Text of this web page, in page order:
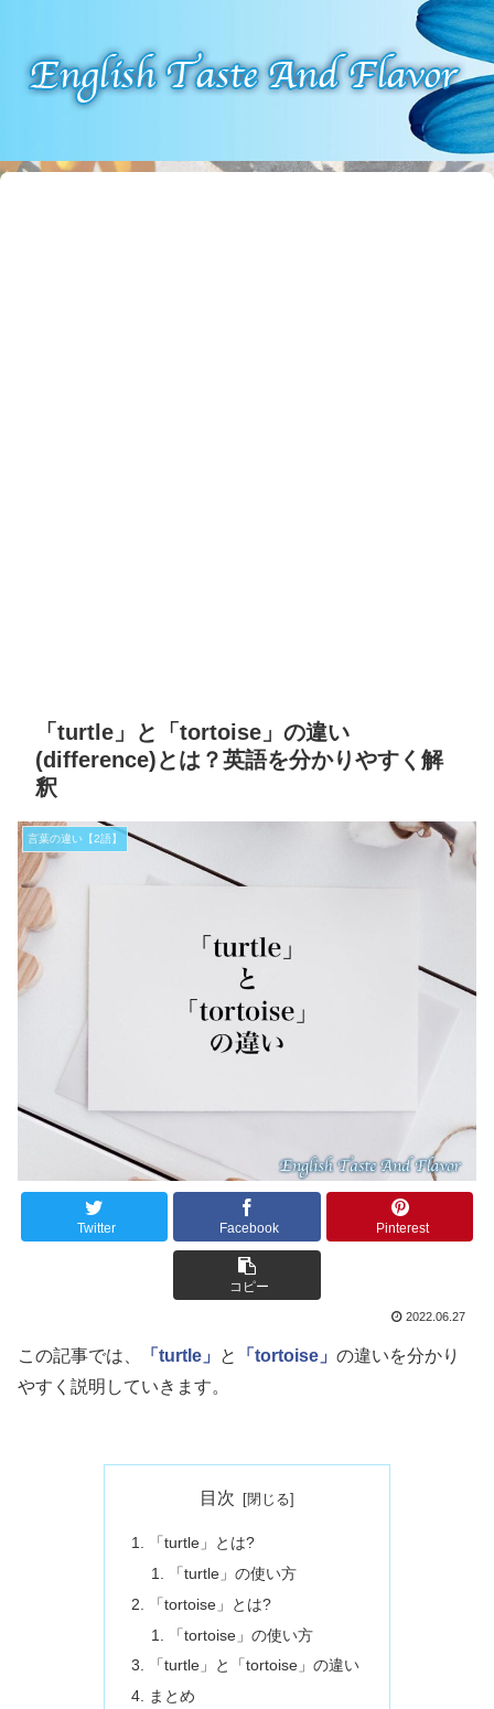
「turtle」と「tortoise」の違い
(difference)とは？英語を分かりやすく解
釈
言葉の違い【2語】
Twitter Facebook Pinterest
コピー
2022.06.27
この記事では、 「turtle」 と 「tortoise」 の違いを分かり
やすく説明していきます。
目次
「turtle」とは?
「turtle」の使い方
「tortoise」とは?
「tortoise」の使い方
「turtle」と「tortoise」の違い
まとめ